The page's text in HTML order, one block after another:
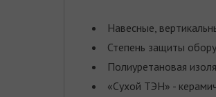
Навесные,
Степень защиты
Полиуретановая
«Сухой ТЭН» -